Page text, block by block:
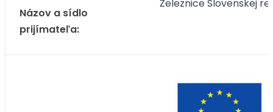
Názov a sídlo
prijímateľa:
Železnice Slovenskej